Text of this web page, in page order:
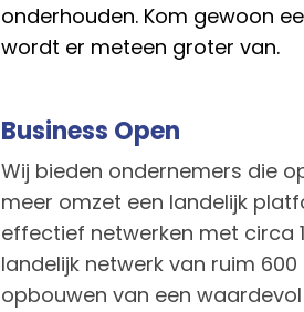
onderhouden. Kom gewoon
wordt er meteen groter van.
Business Open
Wij bieden ondernemers die
meer omzet een landelijk
effectief netwerken met circa
landelijk netwerk van ruim
opbouwen van een